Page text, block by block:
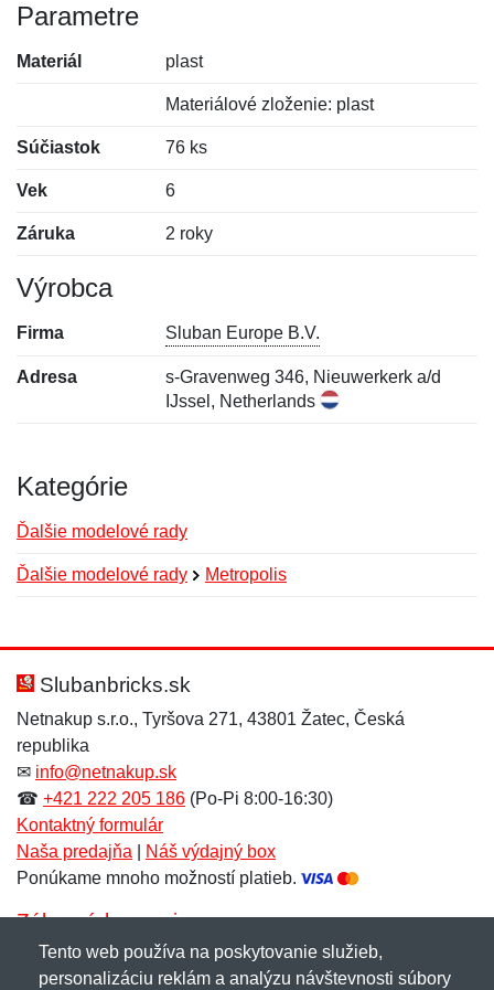
Parametre
Materiál plast
Materiálové zloženie: plast
Súčiastok 76 ks
Vek 6
Záruka 2 roky
Výrobca
Firma Sluban Europe B.V.
Adresa
s-Gravenweg 346, Nieuwerkerk a/d
IJssel, Netherlands
Kategórie
Ďalšie modelové rady
Ďalšie modelové rady Metropolis
Hodnotenie:
Meno:*
E-mail:
Správa*
Meno:
E-mail:*
Správa*
Slubanbricks.sk
Netnakup s.r.o., Tyršova 271, 43801 Žatec, Česká
republika
✉ info@netnakup.sk
☎ +421 222 205 186 (Po-Pi 8:00-16:30)
Kontaktný formulár
Naša predajňa
Náš výdajný box
Ponúkame mnoho možností platieb.
Zákaznícky servis
Novinky emailom
Tento web používa na poskytovanie služieb,
personalizáciu reklám a analýzu návštevnosti súbory